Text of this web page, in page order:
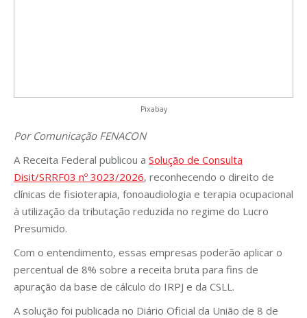
Pixabay
Por Comunicação FENACON
A Receita Federal publicou a Solução de Consulta
Disit/SRRF03 nº 3023/2026, reconhecendo o direito de
clínicas de fisioterapia, fonoaudiologia e terapia ocupacional
à utilização da tributação reduzida no regime do Lucro
Presumido.
Com o entendimento, essas empresas poderão aplicar o
percentual de 8% sobre a receita bruta para fins de
apuração da base de cálculo do IRPJ e da CSLL.
A solução foi publicada no Diário Oficial da União de 8 de